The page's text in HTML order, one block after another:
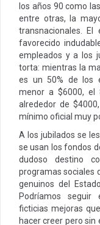
los años 90 como
entre otras, la
transnacionales.
favorecido
empleados y a los
torta: mientras la
es un 50% de los
menor a $6000, el
alrededor de
mínimo oficial muy
A los jubilados se
se usan los fondos
dudoso destino
programas sociales
genuinos del
Podríamos seguir
ficticias mejoras
hacer creer pero sin